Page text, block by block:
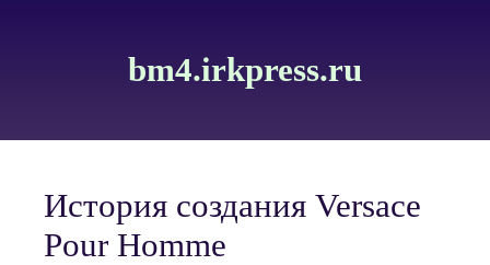
bm4.irkpress.ru
История создания Versace
Pour Homme